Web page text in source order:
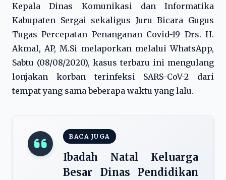
Kepala Dinas Komunikasi dan Informatika
Kabupaten Sergai sekaligus Juru Bicara Gugus
Tugas Percepatan Penanganan Covid-19 Drs. H.
Akmal, AP, M.Si melaporkan melalui WhatsApp,
Sabtu (08/08/2020), kasus terbaru ini mengulang
lonjakan korban terinfeksi SARS-CoV-2 dari
tempat yang sama beberapa waktu yang lalu.
BACA JUGA
Ibadah Natal Keluarga
Besar Dinas Pendidikan